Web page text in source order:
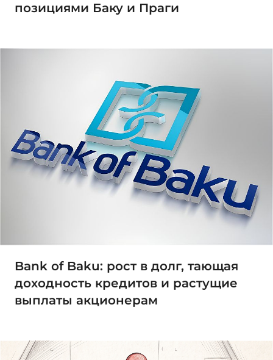
позициями Баку и Праги
Bank of Baku: рост в долг, тающая
доходность кредитов и растущие
выплаты акционерам